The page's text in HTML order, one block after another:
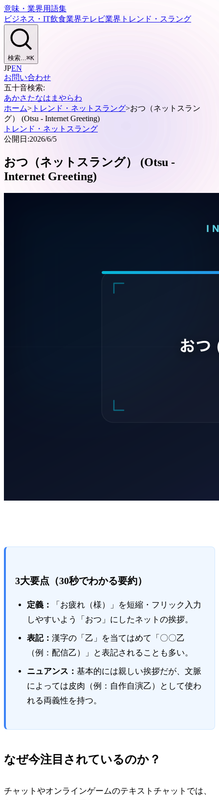
意味・業界用語集
ビジネス・IT飲食業界テレビ業界 トレンド・スラング
検索...⌘K
JPEN
お問い合わせ
五十音検索:
あかさ たなは ま やらわ
ホーム> トレンド・ネットスラング>おつ（ネットスラン
グ） (Otsu - Internet Greeting)
トレンド・ネットスラング
公開日:2026/6/5
おつ（ネットスラング） (Otsu -
Internet Greeting)
3大要点（30秒でわかる要約）
定義：
「お疲れ（様）」を短縮・フリック入力
しやすいよう「おつ」にしたネットの挨拶。
表記：漢字の「乙」を当てはめて「〇〇乙
（例：配信乙）」と表記されることも多い。
ニュアンス：基本的には親しい挨拶だが、文脈
によっては皮肉（例：自作自演乙）として使わ
れる両義性を持つ。
なぜ今注目されているのか？
チャットやオンラインゲームのテキストチャットでは、